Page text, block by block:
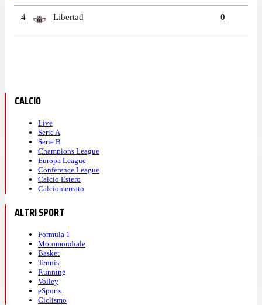
4 Libertad 0
CALCIO
Live
Serie A
Serie B
Champions League
Europa League
Conference League
Calcio Estero
Calciomercato
ALTRI SPORT
Formula 1
Motomondiale
Basket
Tennis
Running
Volley
eSports
Ciclismo